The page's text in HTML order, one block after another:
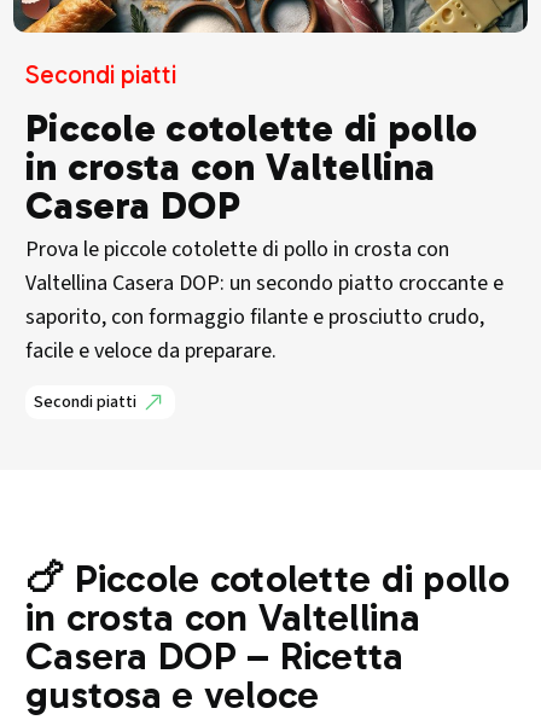
Secondi piatti
Piccole cotolette di pollo
in crosta con Valtellina
Casera DOP
Prova le piccole cotolette di pollo in crosta con
Valtellina Casera DOP: un secondo piatto croccante e
saporito, con formaggio filante e prosciutto crudo,
facile e veloce da preparare.
Secondi piatti
🍗 Piccole cotolette di pollo
in crosta con Valtellina
Casera DOP – Ricetta
gustosa e veloce